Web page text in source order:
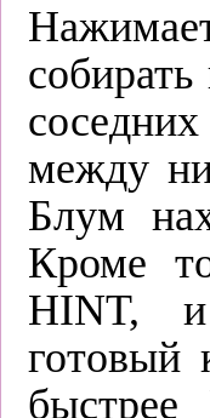
между
Блум
Кроме
HINT, и
готовый